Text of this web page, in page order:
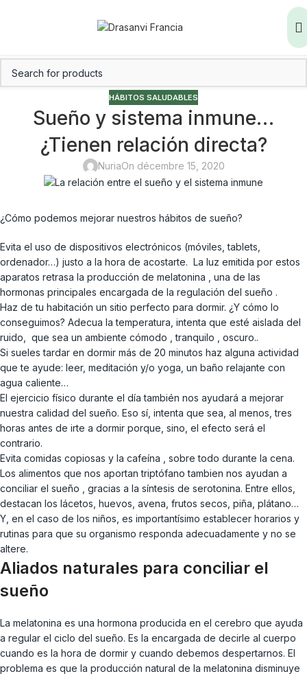
HÁBITOS SALUDABLES
Sueño y sistema inmune…
¿Tienen relación directa?
NuriaOn décembre 15, 2020
¿Cómo podemos mejorar nuestros hábitos de sueño?
Evita el uso de dispositivos electrónicos (móviles, tablets,
ordenador…) justo a la hora de acostarte. La luz emitida por estos
aparatos retrasa la producción de melatonina , una de las
hormonas principales encargada de la regulación del sueño .
Haz de tu habitación un sitio perfecto para dormir. ¿Y cómo lo
conseguimos? Adecua la temperatura, intenta que esté aislada del
ruido, que sea un ambiente cómodo , tranquilo , oscuro..
Si sueles tardar en dormir más de 20 minutos haz alguna actividad
que te ayude: leer, meditación y/o yoga, un baño relajante con
agua caliente…
El ejercicio físico durante el día también nos ayudará a mejorar
nuestra calidad del sueño. Eso sí, intenta que sea, al menos, tres
horas antes de irte a dormir porque, sino, el efecto será el
contrario.
Evita comidas copiosas y la cafeína , sobre todo durante la cena.
Los alimentos que nos aportan triptófano tambien nos ayudan a
conciliar el sueño , gracias a la síntesis de serotonina. Entre ellos,
destacan los lácetos, huevos, avena, frutos secos, piña, plátano…
Y, en el caso de los niños, es importantísimo establecer horarios y
rutinas para que su organismo responda adecuadamente y no se
altere.
Aliados naturales para conciliar el
sueño
La melatonina es una hormona producida en el cerebro que ayuda
a regular el ciclo del sueño. Es la encargada de decirle al cuerpo
cuando es la hora de dormir y cuando debemos despertarnos. El
problema es que la producción natural de la melatonina disminuye